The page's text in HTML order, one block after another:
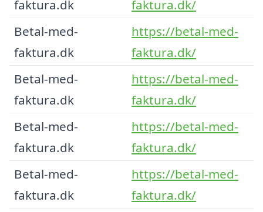
faktura.dk
faktura.dk/
Betal-med-
faktura.dk
https://betal-med-
faktura.dk/
Betal-med-
faktura.dk
https://betal-med-
faktura.dk/
Betal-med-
faktura.dk
https://betal-med-
faktura.dk/
Betal-med-
faktura.dk
https://betal-med-
faktura.dk/